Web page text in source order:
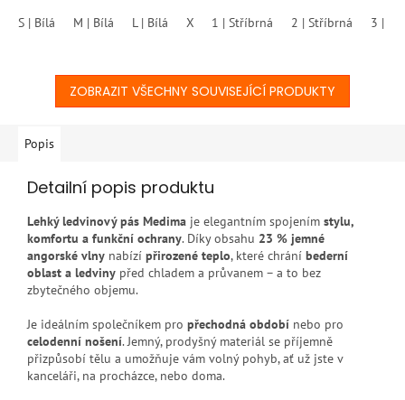
5
S | Bílá M | Bílá L | Bílá XL | Bílá XXL | Bílá
5
1 | Stříbrná 2 | Stříbrná 3 |
ZOBRAZIT VŠECHNY SOUVISEJÍCÍ PRODUKTY
Popis
Detailní popis produktu
Lehký ledvinový pás Medima je elegantním spojením stylu,
komfortu a funkční ochrany. Díky obsahu 23 % jemné
angorské vlny nabízí přirozené teplo, které chrání bederní
oblast a ledviny před chladem a průvanem – a to bez
zbytečného objemu.
Je ideálním společníkem pro přechodná období nebo pro
celodenní nošení. Jemný, prodyšný materiál se příjemně
přizpůsobí tělu a umožňuje vám volný pohyb, ať už jste v
kanceláři, na procházce, nebo doma.